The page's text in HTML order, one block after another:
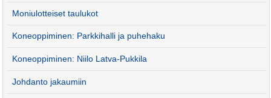
Moniulotteiset taulukot
Koneoppiminen: Parkkihalli ja puhehaku
Koneoppiminen: Niilo Latva-Pukkila
Johdanto jakaumiin